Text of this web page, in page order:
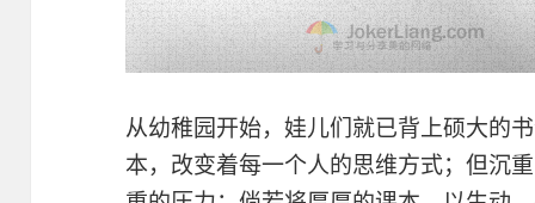
从幼稚园开始，娃儿们就已背上硕大的
本，改变着每一个人的思维方式；但沉